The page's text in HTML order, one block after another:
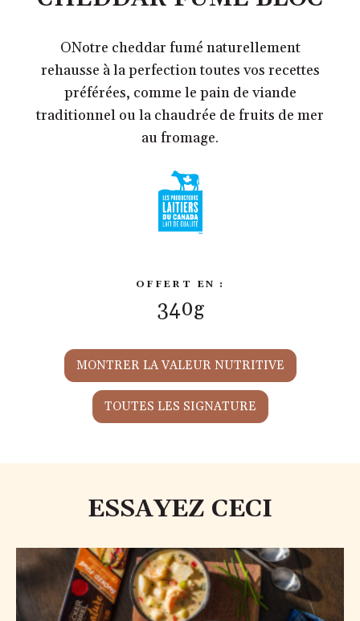
ONotre cheddar fumé naturellement
rehausse à la perfection toutes vos recettes
préférées, comme le pain de viande
traditionnel ou la chaudrée de fruits de mer
au fromage.
OFFERT EN :
340g
MONTRER LA VALEUR NUTRITIVE
TOUTES LES SIGNATURE
ESSAYEZ CECI